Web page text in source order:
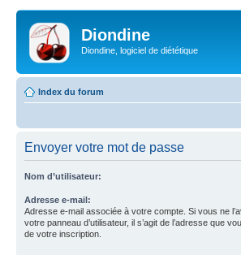
Diondine
Diondine, logiciel de diététique
Index du forum
Envoyer votre mot de passe
Nom d’utilisateur:
Adresse e-mail:
Adresse e-mail associée à votre compte. Si vous ne
votre panneau d’utilisateur, il s’agit de l’adresse que
de votre inscription.